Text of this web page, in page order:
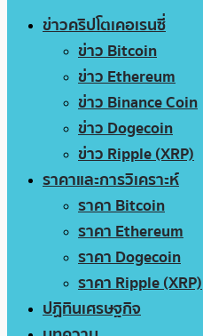
ข่าวคริปโตเคอเรนซี่
ข่าว Bitcoin
ข่าว Ethereum
ข่าว Binance Coin
ข่าว Dogecoin
ข่าว Ripple (XRP)
ราคาและการวิเคราะห์
ราคา Bitcoin
ราคา Ethereum
ราคา Dogecoin
ราคา Ripple (XRP)
ปฏิทินเศรษฐกิจ